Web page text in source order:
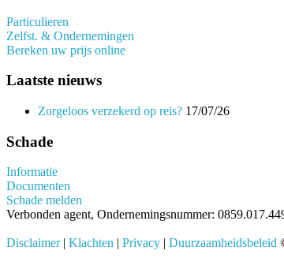
Particulieren
Zelfst. & Ondernemingen
Bereken uw prijs online
Laatste nieuws
Zorgeloos verzekerd op reis? 17/07/26
Schade
Informatie
Documenten
Schade melden
Verbonden agent, Ondernemingsnummer:
Disclaimer| Klachten Privacy Duurzaamheidsbeleid